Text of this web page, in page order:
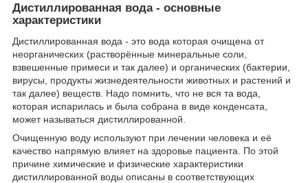
Дистиллированная вода - основные
характеристики
Дистиллированная вода - это вода которая очищена от
неорганических (растворённые минеральные соли,
взвешенные примеси и так далее) и органических (бактерии,
вирусы, продукты жизнедеятельности животных и растений и
так далее) веществ. Надо помнить, что не вся та вода,
которая испарилась и была собрана в виде конденсата,
может называться дистиллированной.
Очищенную воду используют при лечении человека и её
качество напрямую влияет на здоровье пациента. По этой
причине химические и физические характеристики
дистиллированной воды описаны в соответствующих